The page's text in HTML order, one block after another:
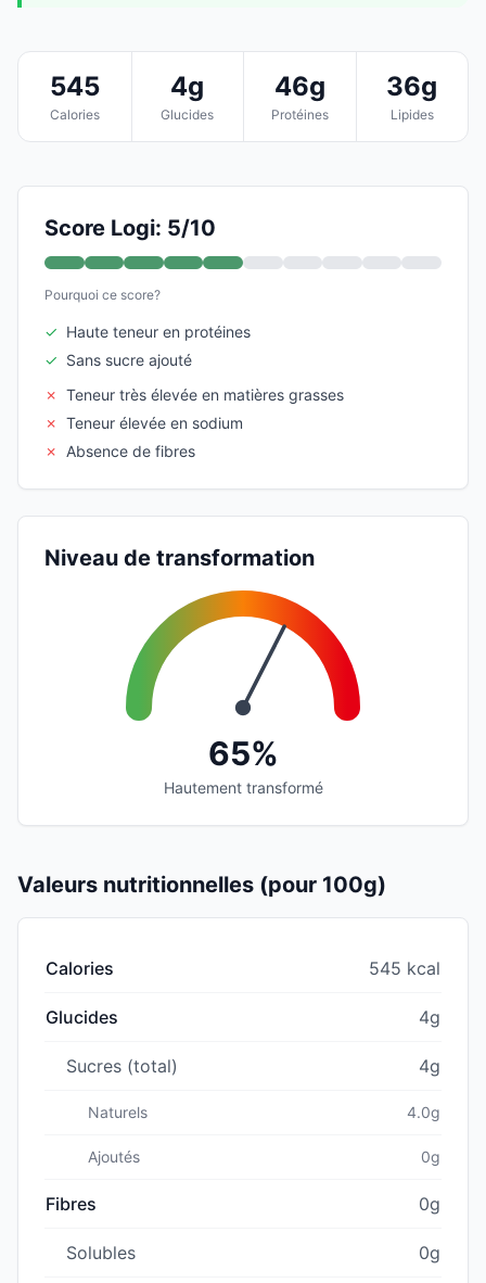
545
Calories
4g
Glucides
46g
Protéines
36g
Lipides
Score Logi: 5/10
Pourquoi ce score?
✓ Haute teneur en protéines
✓ Sans sucre ajouté
✗ Teneur très élevée en matières grasses
✗ Teneur élevée en sodium
✗
Absence de fibres
Niveau de transformation
65%
Hautement transformé
Valeurs nutritionnelles (pour 100g)
Calories 545 kcal
Glucides 4g
Sucres (total) 4g
Naturels 4.0g
Ajoutés 0g
Fibres 0g
Solubles 0g